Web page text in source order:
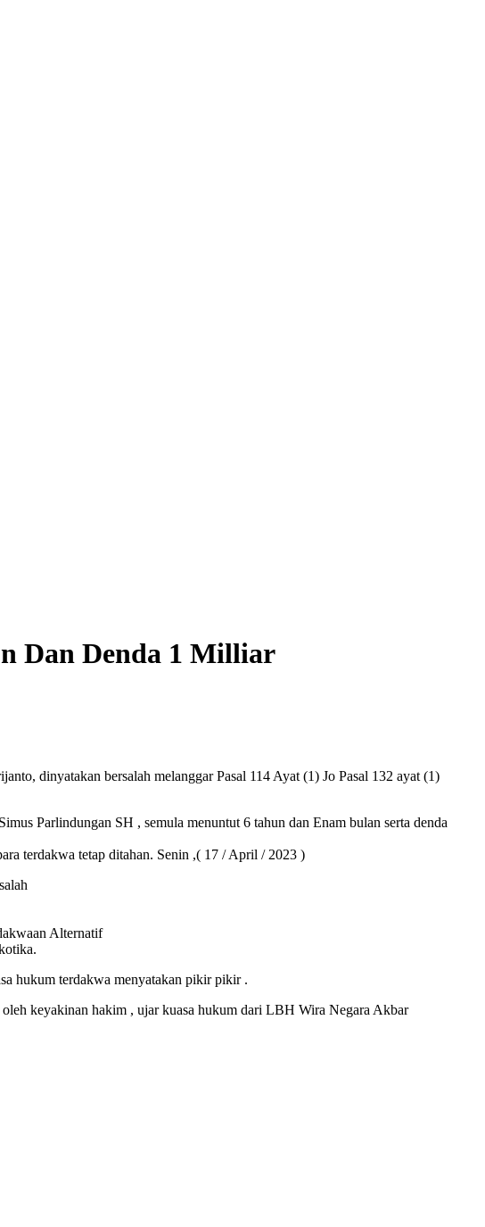
Dan Denda 1 Milliar
dinyatakan bersalah melanggar Pasal 114 Ayat (1) Jo Pasal 132 ayat (1)
Parlindungan SH , semula menuntut 6 tahun dan Enam bulan serta denda
terdakwa tetap ditahan. Senin ,( 17 / April / 2023 )
Alternatif
hukum terdakwa menyatakan pikir pikir .
keyakinan hakim , ujar kuasa hukum dari LBH Wira Negara Akbar